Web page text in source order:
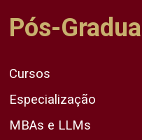
Pós-
Cursos
Especialização
MBAs e LLMs